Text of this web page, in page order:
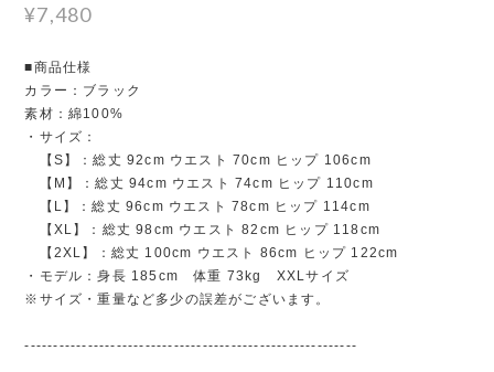
¥7,480
■商品仕様
カラー：ブラック
素材：綿100%
・サイズ：
【S】：総丈 92cm ウエスト 70cm ヒップ 106cm
【M】：総丈 94cm ウエスト 74cm ヒップ 110cm
【L】：総丈 96cm ウエスト 78cm ヒップ 114cm
【XL】：総丈 98cm ウエスト 82cm ヒップ 118cm
【2XL】：総丈 100cm ウエスト 86cm ヒップ 122cm
・モデル：身長 185cm 体重 73kg XXLサイズ
※サイズ・重量など多少の誤差がございます。
----------------------------------------------------------